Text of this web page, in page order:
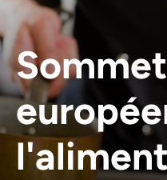
Sommet